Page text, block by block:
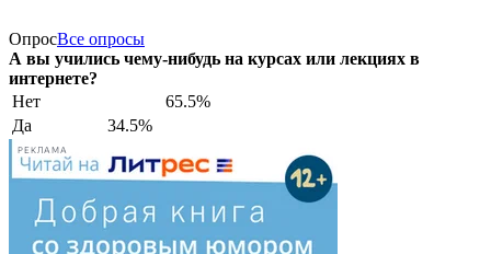
ОпросВсе опросы
А вы учились чему-нибудь на курсах или лекциях в
интернете?
Нет
65.5%
Да
34.5%
РЕКЛАМА